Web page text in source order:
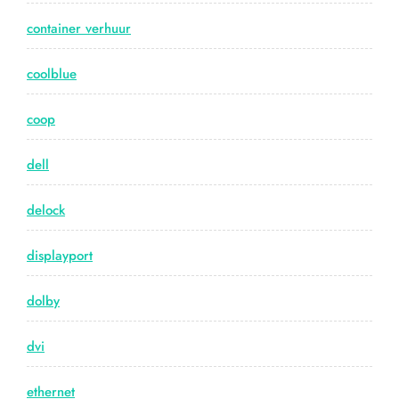
container verhuur
coolblue
coop
dell
delock
displayport
dolby
dvi
ethernet